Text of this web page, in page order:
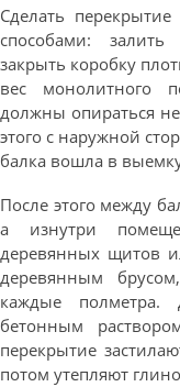
Сделать
способами:
закрыть коробку
вес монолитного
должны опираться
этого с наружной
балка вошла в
После этого между
а изнутри
деревянных щитов
деревянным
каждые полметра.
бетонным
перекрытие
потом утепляют